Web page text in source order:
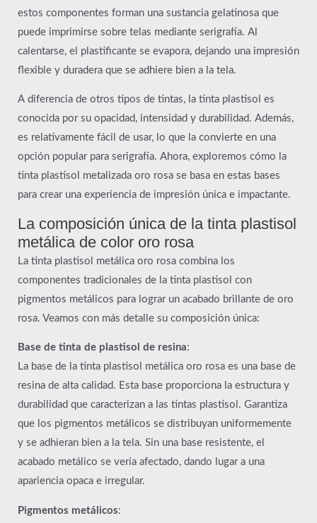
estos componentes forman una sustancia gelatinosa que
puede imprimirse sobre telas mediante serigrafía. Al
calentarse, el plastificante se evapora, dejando una impresión
flexible y duradera que se adhiere bien a la tela.
A diferencia de otros tipos de tintas, la tinta plastisol es
conocida por su opacidad, intensidad y durabilidad. Además,
es relativamente fácil de usar, lo que la convierte en una
opción popular para serigrafía. Ahora, exploremos cómo la
tinta plastisol metalizada oro rosa se basa en estas bases
para crear una experiencia de impresión única e impactante.
La composición única de la tinta plastisol
metálica de color oro rosa
La tinta plastisol metálica oro rosa combina los
componentes tradicionales de la tinta plastisol con
pigmentos metálicos para lograr un acabado brillante de oro
rosa. Veamos con más detalle su composición única:
Base de tinta de plastisol de resina:
La base de la tinta plastisol metálica oro rosa es una base de
resina de alta calidad. Esta base proporciona la estructura y
durabilidad que caracterizan a las tintas plastisol. Garantiza
que los pigmentos metálicos se distribuyan uniformemente
y se adhieran bien a la tela. Sin una base resistente, el
acabado metálico se vería afectado, dando lugar a una
apariencia opaca e irregular.
Pigmentos metálicos: